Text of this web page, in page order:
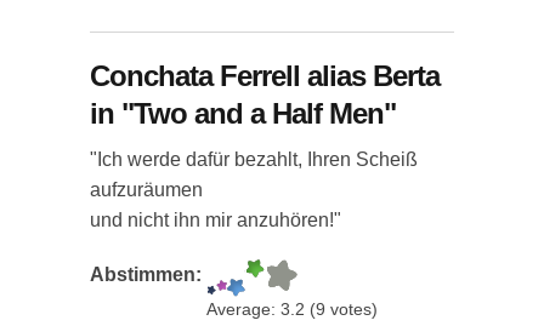
Conchata Ferrell alias Berta
in "Two and a Half Men"
"Ich werde dafür bezahlt, Ihren Scheiß
aufzuräumen
und nicht ihn mir anzuhören!"
Abstimmen:
Average: 3.2 (9 votes)